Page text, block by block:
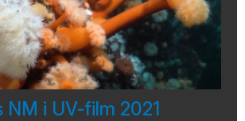
NM i UV-film 2021